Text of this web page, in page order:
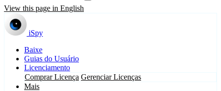
View this page in English
iSpy
Baixe
Guias do Usuário
Licenciamento
Comprar Licença Gerenciar Licenças
Mais